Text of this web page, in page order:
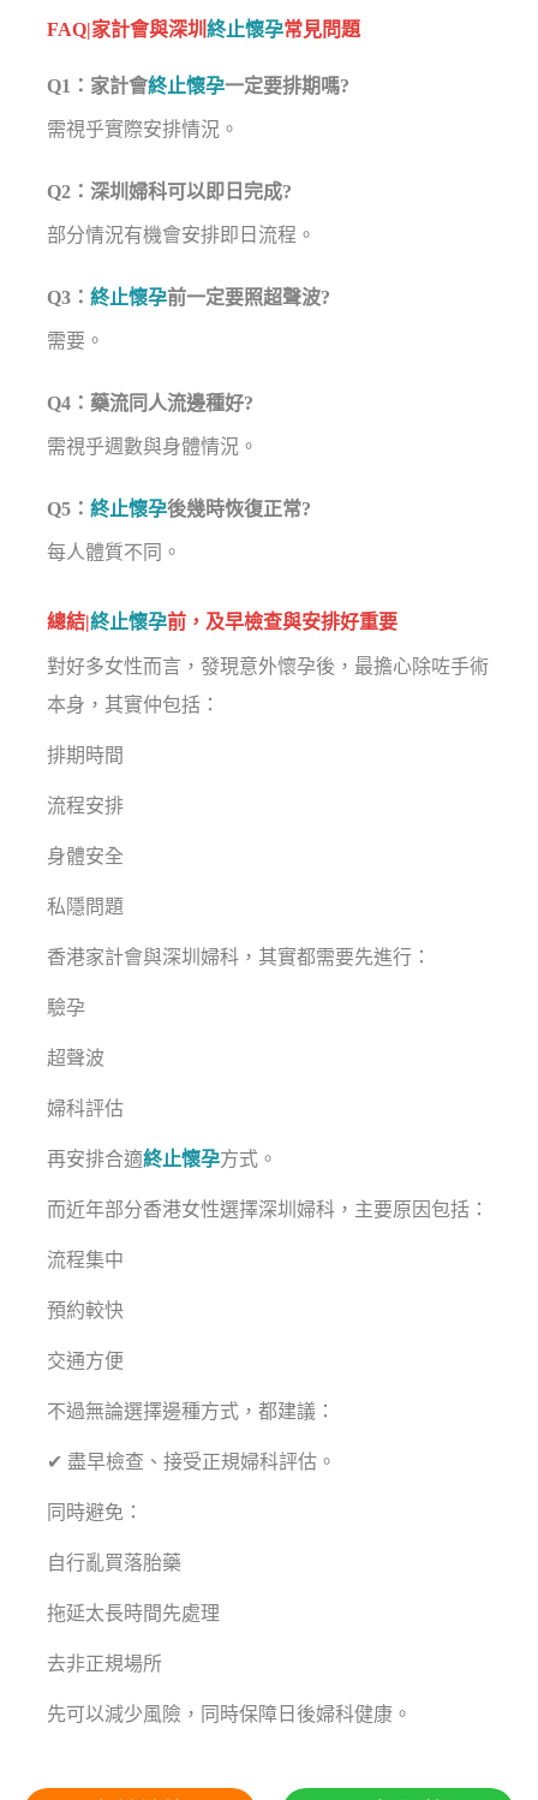
FAQ|家計會與深圳終止懷孕常見問題
Q1：家計會終止懷孕一定要排期嗎?
需視乎實際安排情況。
Q2：深圳婦科可以即日完成?
部分情況有機會安排即日流程。
Q3：終止懷孕前一定要照超聲波?
需要。
Q4：藥流同人流邊種好?
需視乎週數與身體情況。
Q5：終止懷孕後幾時恢復正常?
每人體質不同。
總結|終止懷孕前，及早檢查與安排好重要
對好多女性而言，發現意外懷孕後，最擔心除咗手術
本身，其實仲包括：
排期時間
流程安排
身體安全
私隱問題
香港家計會與深圳婦科，其實都需要先進行：
驗孕
超聲波
婦科評估
再安排合適終止懷孕方式。
而近年部分香港女性選擇深圳婦科，主要原因包括：
流程集中
預約較快
交通方便
不過無論選擇邊種方式，都建議：
✔ 盡早檢查、接受正規婦科評估。
同時避免：
自行亂買落胎藥
拖延太長時間先處理
去非正規場所
先可以減少風險，同時保障日後婦科健康。